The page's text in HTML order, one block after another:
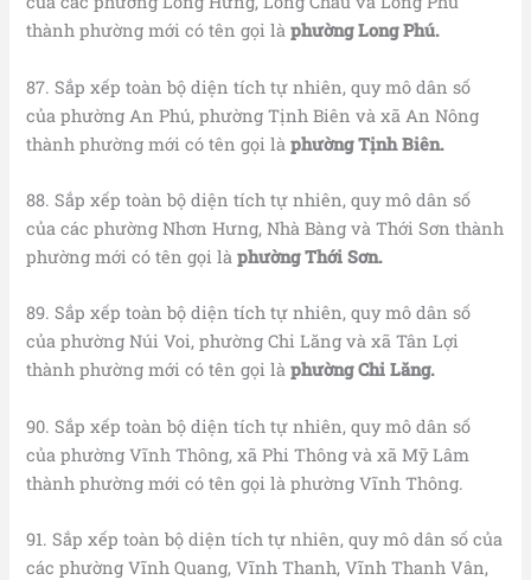
thành phường mới có tên gọi làphường Long Phú.
87. Sắp xếp toàn bộ diện tích tự nhiên, quy mô dân số
của phường An Phú, phường Tịnh Biên và xã An Nông
thành phường mới có tên gọi làphường Tịnh Biên.
88. Sắp xếp toàn bộ diện tích tự nhiên, quy mô dân số
của các phường Nhơn Hưng, Nhà Bàng và Thới Sơn thành
phường mới có tên gọi làphường Thới Sơn.
89. Sắp xếp toàn bộ diện tích tự nhiên, quy mô dân số
của phường Núi Voi, phường Chi Lăng và xã Tân Lợi
thành phường mới có tên gọi làphường Chi Lăng.
90. Sắp xếp toàn bộ diện tích tự nhiên, quy mô dân số
của phường Vĩnh Thông, xã Phi Thông và xã Mỹ Lâm
thành phường mới có tên gọi là phường Vĩnh Thông.
91. Sắp xếp toàn bộ diện tích tự nhiên, quy mô dân số của
các phường Vĩnh Quang, Vĩnh Thanh, Vĩnh Thanh Vân,